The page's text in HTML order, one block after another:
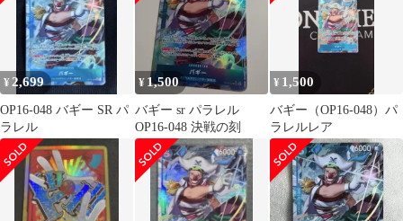
¥ 2,699
OP16-048 バギー SR パ
ラレル
¥ 1,500
バギー sr パラレル
OP16-048 決戦の刻
¥ 1,500
バギー（OP16-048）パ
ラレルレア